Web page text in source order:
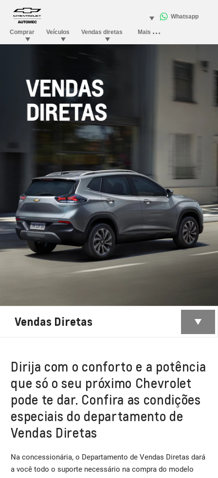
Vendas Diretas
Dirija com o conforto e a potência
que só o seu próximo Chevrolet
pode te dar. Confira as condições
especiais do departamento de
Vendas Diretas
Na concessionária, o Departamento de Vendas Diretas dará
a você todo o suporte necessário na compra do modelo